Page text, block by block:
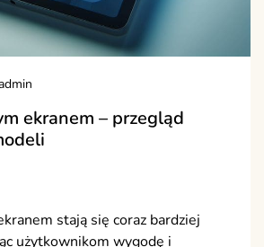
ekranem – przegląd
stają się coraz bardziej
użytkownikom wygodę i